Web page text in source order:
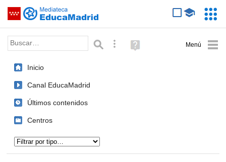
Saltar navegación
Palabra o frase: Búsqueda avanzada
Ayuda
(en
Inicio
Canal EducaMadrid
Últimos contenidos
Centros